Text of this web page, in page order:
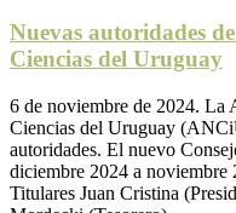
Nuevas autoridades
Ciencias del Uruguay
6 de noviembre de 2024. La
Ciencias del Uruguay
autoridades. El nuevo
diciembre 2024 a noviembre
Titulares Juan Cristina